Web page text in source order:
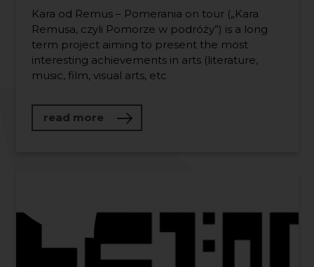
Kara od Remus – Pomerania on tour („Kara
Remusa, czyli Pomorze w podróży”) is a long
term project aiming to present the most
interesting achievements in arts (literature,
music, film, visual arts, etc
read more about Kara of Remus – Pomerania